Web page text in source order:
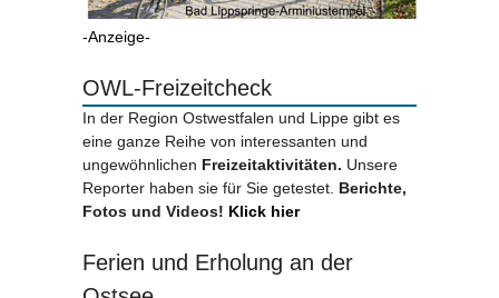
-Anzeige-
OWL-Freizeitcheck
In der Region Ostwestfalen und Lippe gibt es
eine ganze Reihe von interessanten und
ungewöhnlichen Freizeitaktivitäten. Unsere
Reporter haben sie für Sie getestet. Berichte,
Fotos und Videos! Klick hier
Ferien und Erholung an der